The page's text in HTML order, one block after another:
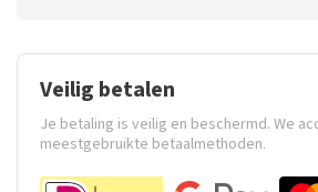
Veilig betalen
Je betaling is veilig en beschermd. We
meestgebruikte betaalmethoden.